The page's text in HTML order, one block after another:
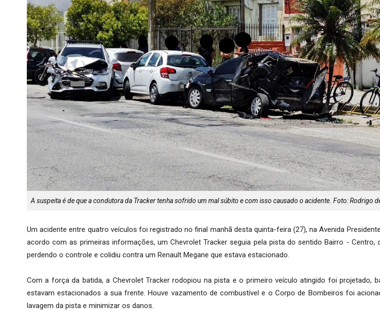
A suspeita é de que a condutora da Tracker tenha sofrido um mal súbito e com isso causado o acidente. Foto: Rodrigo
Um acidente entre quatro veículos foi registrado no final manhã desta quinta-feira (27), na Avenida
acordo com as primeiras informações, um Chevrolet Tracker seguia pela pista do sentido Bairro - Centro,
perdendo o controle e colidiu contra um Renault Megane que estava estacionado.
Com a força da batida, a Chevrolet Tracker rodopiou na pista e o primeiro veículo atingido foi projetado,
estavam estacionados a sua frente. Houve vazamento de combustível e o Corpo de Bombeiros foi
lavagem da pista e minimizar os danos.